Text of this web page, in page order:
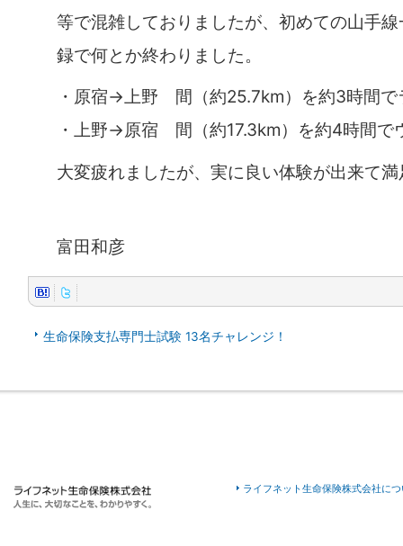
等で混雑しておりましたが、初めての山手
録で何とか終わりました。
・原宿→上野 間（約25.7km）を約3時間で
・上野→原宿 間（約17.3km）を約4時間で
大変疲れましたが、実に良い体験が出来て
富田和彦
生命保険支払専門士試験 13名チャレンジ！
ライフネット生命保険株式会社に